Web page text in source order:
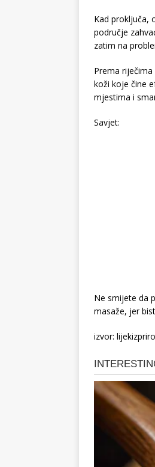
Kad proključa,
područje
zatim na
Prema
koži koje čine
mjestima i
Savjet:
Ne smijete da
masaže, jer
izvor: